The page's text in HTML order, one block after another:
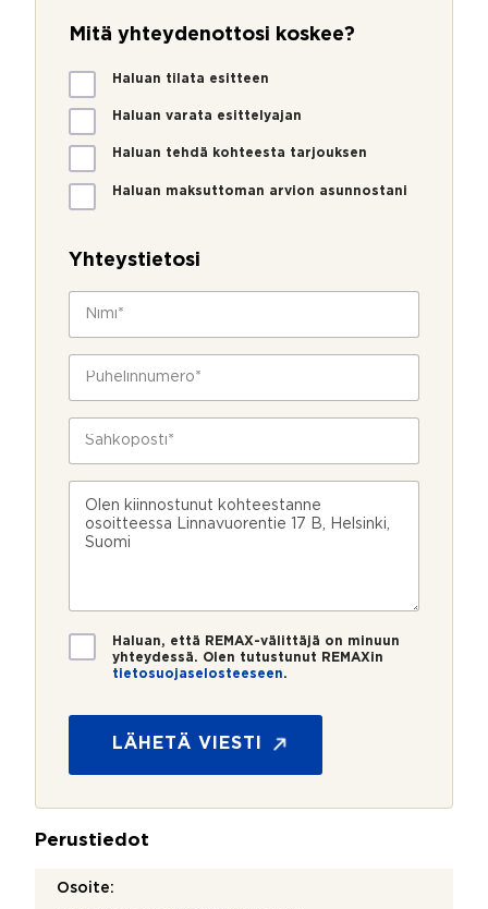
Mitä yhteydenottosi koskee?
M
i
ä
d
s
o
Haluan tilata esitteen
Haluan varata esittelyajan
Haluan tehdä kohteesta tarjouksen
Haluan maksuttoman arvion asunnostani
Yhteystietosi
m
h
i
n
o
*
h
i
*
T
i
o
*
Haluan, että REMAX-välittäjä on minuun
yhteydessä. Olen tutustunut REMAXin
tietosuojaselosteeseen.
LÄHETÄ VIESTI
Perustiedot
Osoite: